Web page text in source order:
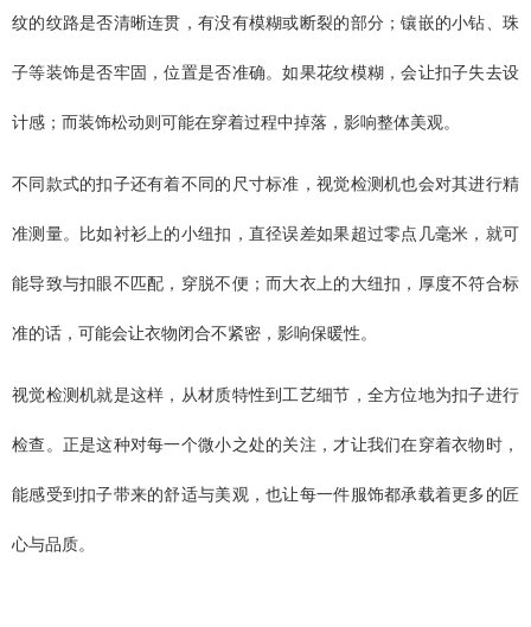
纹的纹路是否清晰连贯，有没有模糊或断裂的部分；镶嵌的小钻、珠
子等装饰是否牢固，位置是否准确。如果花纹模糊，会让扣子失去设
计感；而装饰松动则可能在穿着过程中掉落，影响整体美观。
不同款式的扣子还有着不同的尺寸标准，视觉检测机也会对其进行精
准测量。比如衬衫上的小纽扣，直径误差如果超过零点几毫米，就可
能导致与扣眼不匹配，穿脱不便；而大衣上的大纽扣，厚度不符合标
准的话，可能会让衣物闭合不紧密，影响保暖性。
视觉检测机就是这样，从材质特性到工艺细节，全方位地为扣子进行
检查。正是这种对每一个微小之处的关注，才让我们在穿着衣物时，
能感受到扣子带来的舒适与美观，也让每一件服饰都承载着更多的匠
心与品质。